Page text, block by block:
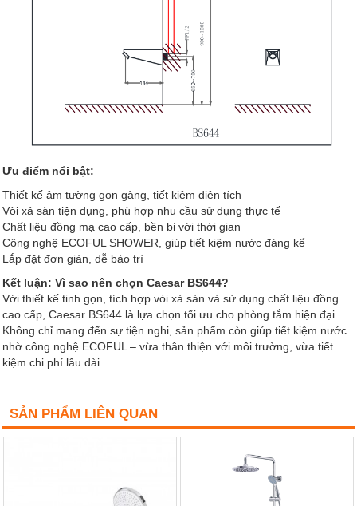
Ưu điểm nổi bật:
Thiết kế âm tường gọn gàng, tiết kiệm diện tích
Vòi xả sàn tiện dụng, phù hợp nhu cầu sử dụng thực tế
Chất liệu đồng mạ cao cấp, bền bỉ với thời gian
Công nghệ ECOFUL SHOWER, giúp tiết kiệm nước đáng kể
Lắp đặt đơn giản, dễ bảo trì
Kết luận: Vì sao nên chọn Caesar BS644?
Với thiết kế tinh gọn, tích hợp vòi xả sàn và sử dụng chất liệu đồng
cao cấp, Caesar BS644 là lựa chọn tối ưu cho phòng tắm hiện đại.
Không chỉ mang đến sự tiện nghi, sản phẩm còn giúp tiết kiệm nước
nhờ công nghệ ECOFUL – vừa thân thiện với môi trường, vừa tiết
kiệm chi phí lâu dài.
SẢN PHẨM LIÊN QUAN